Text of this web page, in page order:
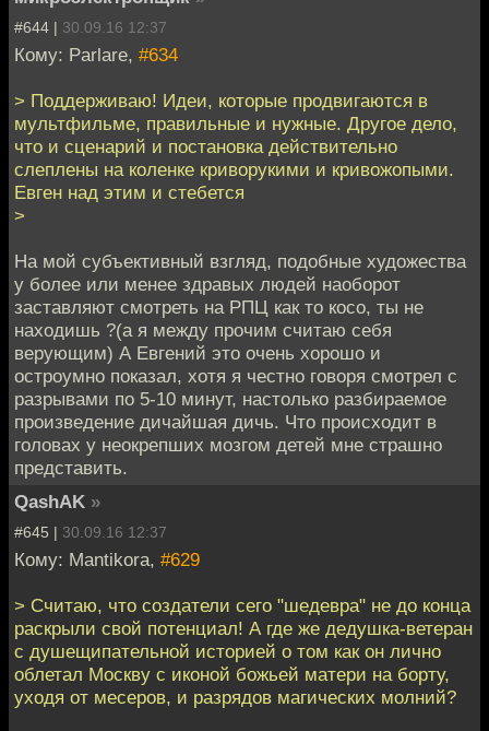
#644 | 30.09.16 12:37
Кому: Parlare, #634
> Поддерживаю! Идеи, которые продвигаются в
мультфильме, правильные и нужные. Другое дело,
что и сценарий и постановка действительно
слеплены на коленке криворукими и кривожопыми.
Евген над этим и стебется
>
На мой субъективный взгляд, подобные художества
у более или менее здравых людей наоборот
заставляют смотреть на РПЦ как то косо, ты не
находишь ?(а я между прочим считаю себя
верующим) А Евгений это очень хорошо и
остроумно показал, хотя я честно говоря смотрел с
разрывами по 5-10 минут, настолько разбираемое
произведение дичайшая дичь. Что происходит в
головах у неокрепших мозгом детей мне страшно
представить.
QashAK »
#645 | 30.09.16 12:37
Кому: Mantikora, #629
> Считаю, что создатели сего "шедевра" не до конца
раскрыли свой потенциал! А где же дедушка-ветеран
с душещипательной историей о том как он лично
облетал Москву с иконой божьей матери на борту,
уходя от месеров, и разрядов магических молний?